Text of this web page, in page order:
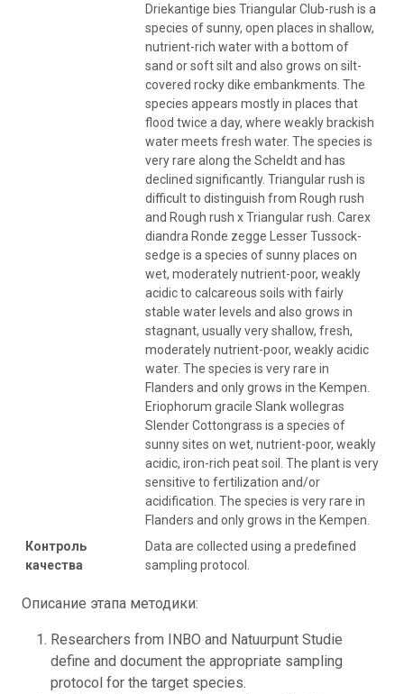
Driekantige bies Triangular Club-rush is a
species of sunny, open places in shallow,
nutrient-rich water with a bottom of
sand or soft silt and also grows on silt-
covered rocky dike embankments. The
species appears mostly in places that
flood twice a day, where weakly brackish
water meets fresh water. The species is
very rare along the Scheldt and has
declined significantly. Triangular rush is
difficult to distinguish from Rough rush
and Rough rush x Triangular rush. Carex
diandra Ronde zegge Lesser Tussock-
sedge is a species of sunny places on
wet, moderately nutrient-poor, weakly
acidic to calcareous soils with fairly
stable water levels and also grows in
stagnant, usually very shallow, fresh,
moderately nutrient-poor, weakly acidic
water. The species is very rare in
Flanders and only grows in the Kempen.
Eriophorum gracile Slank wollegras
Slender Cottongrass is a species of
sunny sites on wet, nutrient-poor, weakly
acidic, iron-rich peat soil. The plant is very
sensitive to fertilization and/or
acidification. The species is very rare in
Flanders and only grows in the Kempen.
Контроль
качества
Data are collected using a predefined
sampling protocol.
Описание этапа методики:
Researchers from INBO and Natuurpunt Studie
define and document the appropriate sampling
protocol for the target species.